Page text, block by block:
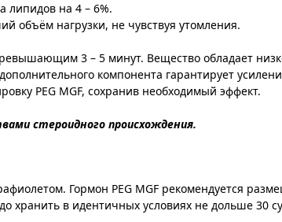
липидов на 4 – 6%.
объём нагрузки, не чувствуя утомления.
3 – 5 минут. Вещество обладает
компонента гарантирует
PEG MGF, сохранив необходимый эффект.
стероидного происхождения.
Гормон PEG MGF рекомендуется
в идентичных условиях не дольше 30